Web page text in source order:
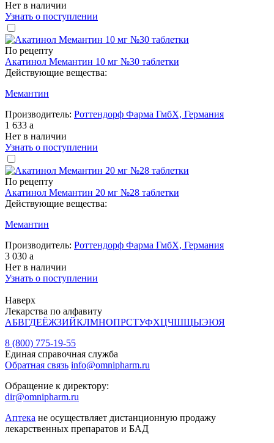
Нет в наличии
Узнать о поступлении
По рецепту
Акатинол Мемантин 10 мг №30 таблетки
Действующие вещества:
Мемантин
Производитель: Роттендорф Фарма ГмбХ, Германия
1 633 a
Нет в наличии
Узнать о поступлении
По рецепту
Акатинол Мемантин 20 мг №28 таблетки
Действующие вещества:
Мемантин
Производитель: Роттендорф Фарма ГмбХ, Германия
3 030 a
Нет в наличии
Узнать о поступлении
Наверх
Лекарства по алфавиту
АБВГДЕЁЖЗИЙКЛМНОПРСТУФХЦЧШЩЫЭЮЯ
8 (800) 775-19-55
Единая справочная служба
Обратная связь info@omnipharm.ru
Обращение к директору:
dir@omnipharm.ru
Аптека не осуществляет дистанционную продажу
лекарственных препаратов и БАД